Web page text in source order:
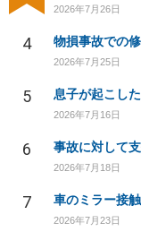
2026年7月26日
4 物損事故での
2026年7月25日
5 息子が起こし
2026年7月16日
6 事故に対して
2026年7月18日
7 車のミラー接
2026年7月23日